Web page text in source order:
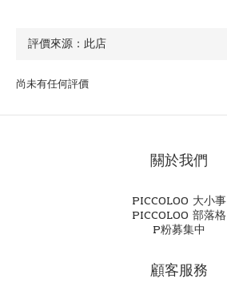
尚未有任何評價
關於我們
PICCOLOO 大小事
PICCOLOO 部落格
P粉募集中
顧客服務